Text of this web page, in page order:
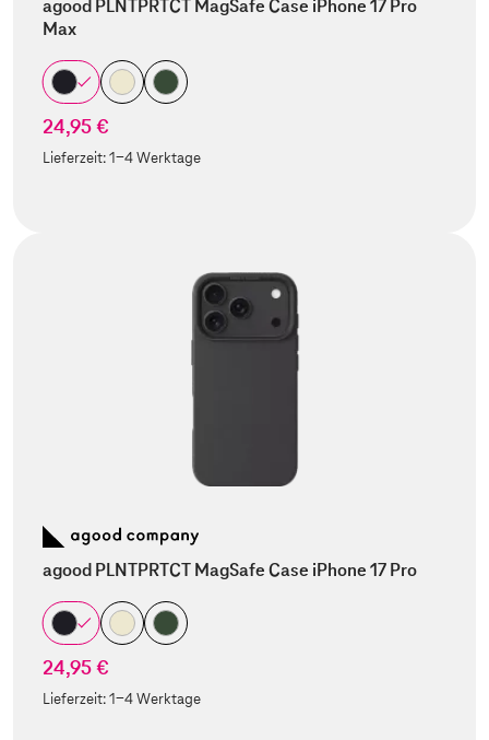
agood PLNTPRTCT MagSafe Case iPhone 17 Pro
Max
24,95 €
Lieferzeit:1-4 Werktage
agood PLNTPRTCT MagSafe Case iPhone 17 Pro
24,95 €
Lieferzeit:1-4 Werktage